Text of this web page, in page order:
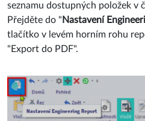
seznamu dostupných položek v
Přejděte do " Nastavení
tlačítko v levém horním rohu
"Export do PDF".